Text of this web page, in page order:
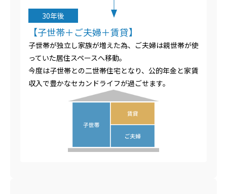
30年後
【子世帯＋ご夫婦＋賃貸】
子世帯が独立し家族が増えた為、ご夫婦は親世帯が使
っていた居住スペースへ移動。
今度は子世帯との二世帯住宅となり、公的年金と家賃
収入で豊かなセカンドライフが過ごせます。